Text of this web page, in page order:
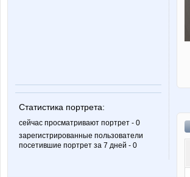
Статистика портрета:
сейчас просматривают портрет - 0
зарегистрированные пользователи
посетившие портрет за 7 дней - 0